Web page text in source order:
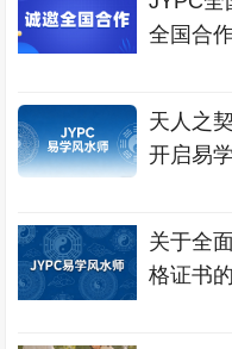
全国合
天人之
开启易
关于全
格证书